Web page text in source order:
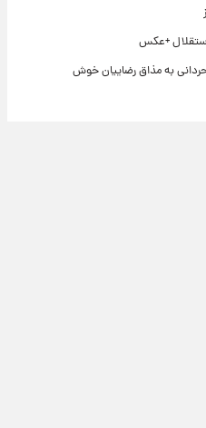
+عکس
به مذاق رضاییان خوش